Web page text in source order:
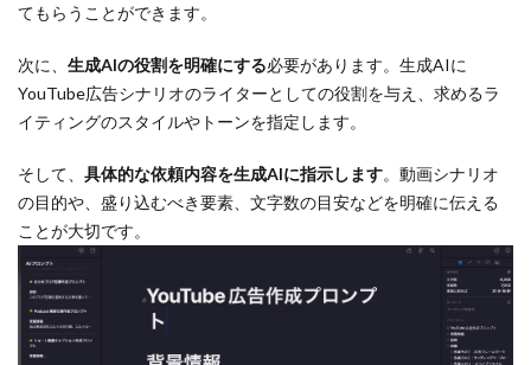
てもらうことができます。
次に、 生成AIの役割を明確にする必要があります。生成AIに
YouTube広告シナリオのライターとしての役割を与え、求めるラ
イティングのスタイルやトーンを指定します。
そして、 具体的な依頼内容を生成AIに指示します。動画シナリオ
の目的や、盛り込むべき要素、文字数の目安などを明確に伝える
ことが大切です。